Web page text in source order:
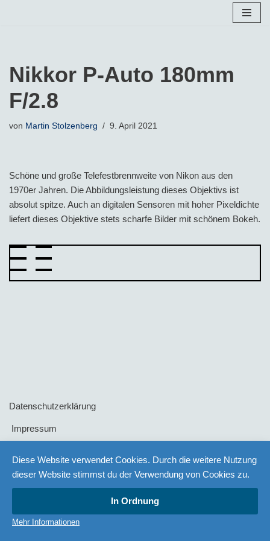
Nikkor P-Auto 180mm
F/2.8
von Martin Stolzenberg 9. April 2021
Schöne und große Telefestbrennweite von Nikon aus den
1970er Jahren. Die Abbildungsleistung dieses Objektivs ist
absolut spitze. Auch an digitalen Sensoren mit hoher Pixeldichte
liefert dieses Objektive stets scharfe Bilder mit schönem Bokeh.
Datenschutzerklärung
Impressum
AGB
Link
Diese Website verwendet Cookies. Durch die weitere Nutzung
dieser Website stimmst du der Verwendung von Cookies zu.
In Ordnung
Mehr Informationen